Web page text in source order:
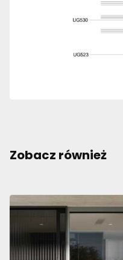
Zobacz również